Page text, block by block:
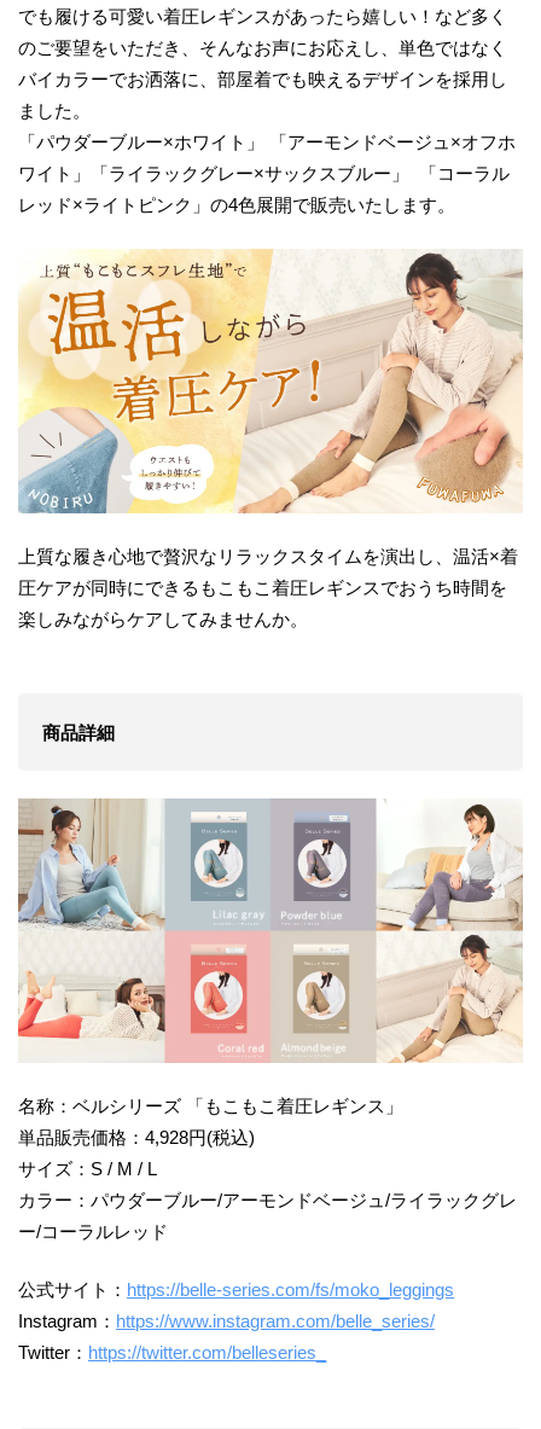
でも履ける可愛い着圧レギンスがあったら嬉しい！など多く
のご要望をいただき、そんなお声にお応えし、単色ではなく
バイカラーでお洒落に、部屋着でも映えるデザインを採用し
ました。
「パウダーブルー×ホワイト」 「アーモンドベージュ×オフホ
ワイト」「ライラックグレー×サックスブルー」 「コーラル
レッド×ライトピンク」の4色展開で販売いたします。
上質な履き心地で贅沢なリラックスタイムを演出し、温活×着
圧ケアが同時にできるもこもこ着圧レギンスでおうち時間を
楽しみながらケアしてみませんか。
商品詳細
名称：ベルシリーズ 「もこもこ着圧レギンス」
単品販売価格：4,928円(税込)
サイズ：S / M / L
カラー：パウダーブルー/アーモンドベージュ/ライラックグレ
ー/コーラルレッド
公式サイト： https://belle-series.com/fs/moko_leggings
Instagram： https://www.instagram.com/belle_series/
Twitter： https://twitter.com/belleseries_